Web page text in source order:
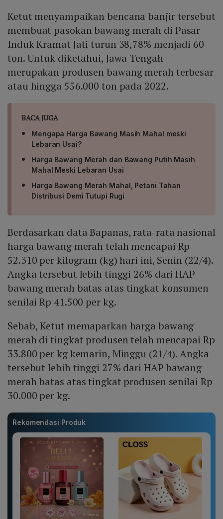
Ketut menyampaikan bencana banjir tersebut
membuat pasokan bawang merah di Pasar
Induk Kramat Jati turun 38,78% menjadi 60
ton. Untuk diketahui, Jawa Tengah
merupakan produsen bawang merah terbesar
atau hingga 556.000 ton pada 2022.
BACA JUGA
Mengapa Harga Bawang Masih Mahal meski
Lebaran Usai?
Harga Bawang Merah dan Bawang Putih Masih
Mahal Meski Lebaran Usai
Harga Bawang Merah Mahal, Petani Tahan
Distribusi Demi Tutupi Rugi
Berdasarkan data Bapanas, rata-rata nasional
harga bawang merah telah mencapai Rp
52.310 per kilogram (kg) hari ini, Senin (22/4).
Angka tersebut lebih tinggi 26% dari HAP
bawang merah batas atas tingkat konsumen
senilai Rp 41.500 per kg.
Sebab, Ketut memaparkan harga bawang
merah di tingkat produsen telah mencapai Rp
33.800 per kg kemarin, Minggu (21/4). Angka
tersebut lebih tinggi 27% dari HAP bawang
merah batas atas tingkat produsen senilai Rp
30.000 per kg.
Rekomendasi Produk